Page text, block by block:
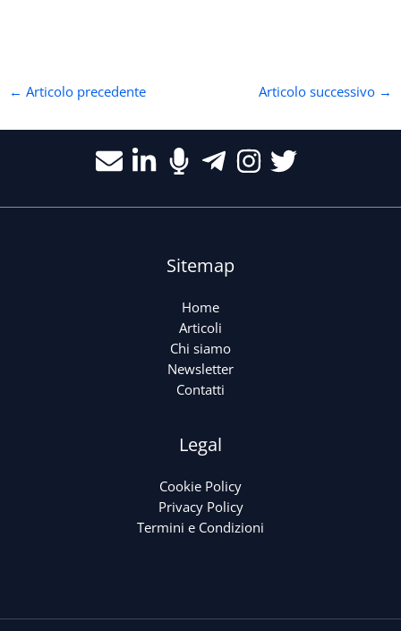
← Articolo precedente Articolo successivo →
Sitemap
Home
Articoli
Chi siamo
Newsletter
Contatti
Legal
Cookie Policy
Privacy Policy
Termini e Condizioni